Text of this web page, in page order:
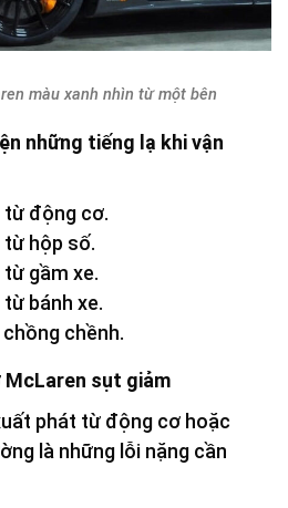
màu xanh nhìn từ một bên
những tiếng lạ khi vận
từ động cơ.
từ hộp số.
gầm xe.
bánh xe.
chềnh.
sụt giảm
phát từ động cơ hoặc
là những lỗi nặng cần